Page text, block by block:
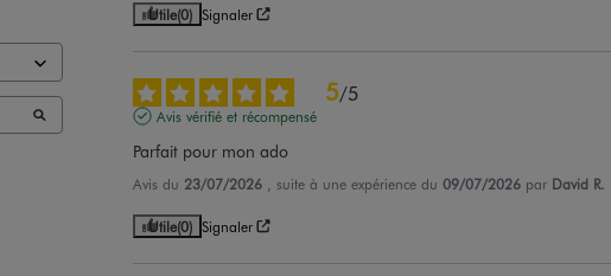
Utile(0) Signaler
5/5
Avis vérifié et récompensé
Parfait pour mon ado
Avis du 23/07/2026 , suite à une expérience du 09/07/2026 par David R.
Utile(0) Signaler